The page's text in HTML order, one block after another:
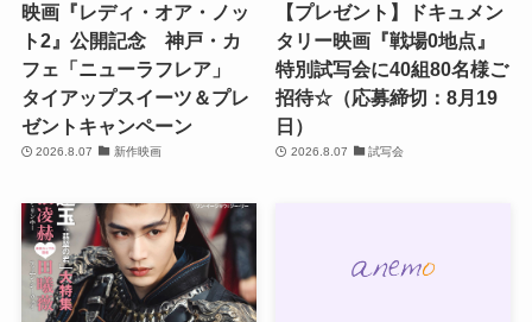
映画『レディ・オア・ノッ
ト2』公開記念 神戸・カ
フェ「ニューラフレア」
タイアップスイーツ＆プレ
ゼントキャンペーン
2026.8.07 新作映画
【プレゼント】ドキュメン
タリー映画『戦場0地点』
特別試写会に40組80名様ご
招待☆（応募締切：8月19
日）
2026.8.07 試写会